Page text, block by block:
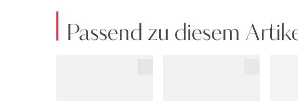
Passend zu diesem